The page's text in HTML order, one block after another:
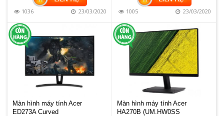
1036 23/03/2020 1005 23/03/2020
Màn hình máy tính Acer
ED273A Curved
Màn hình máy tính Acer
HA270B (UM.HW0SS